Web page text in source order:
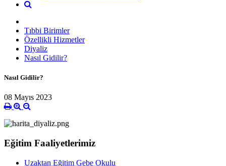
Tıbbi Birimler
Özellikli Hizmetler
Diyaliz
Nasıl Gidilir?
Nasıl Gidilir?
08 Mayıs 2023
Eğitim Faaliyetlerimiz
Uzaktan Eğitim Gebe Okulu